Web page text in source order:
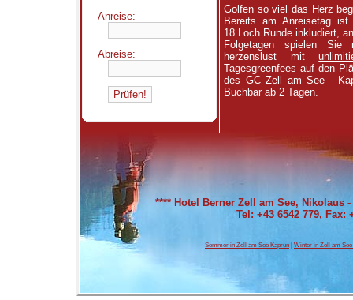
Golfen so viel das Herz
Bereits am Anreisetag ist
18 Loch Runde inkludiert,
Folgetagen spielen Sie
herzenslust mit
Tagesgreenfees auf den
des GC Zell am See -
Buchbar ab 2 Tagen.
Anreise:
Abreise:
**** Hotel Berner Zell am See, Nikolaus -
Tel: +43 6542 779, Fax:
Sommer in Zell am See Kaprun Winter in Zell am See